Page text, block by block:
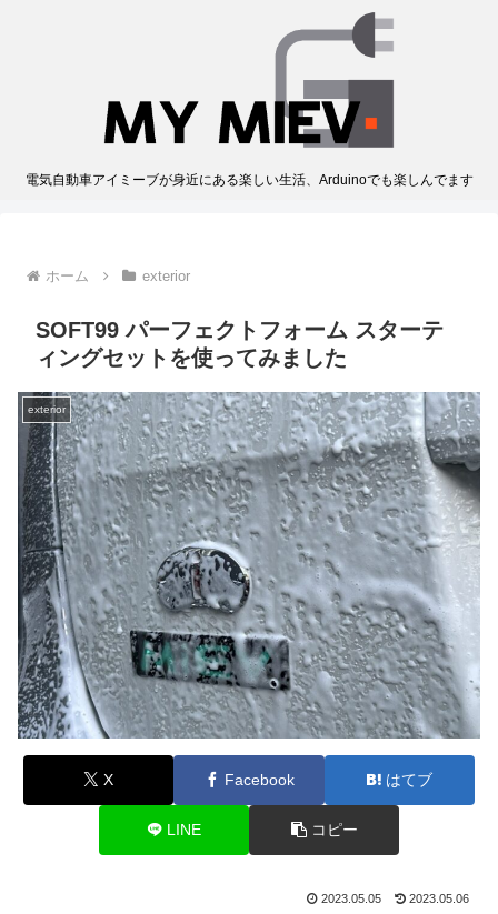
電気自動車アイミーブが身近にある楽しい生活、Arduinoでも楽しんでます
ホーム exterior
SOFT99 パーフェクトフォーム スターテ
ィングセットを使ってみました
exterior
X Facebook はてブ
LINE コピー
2023.05.05 2023.05.06